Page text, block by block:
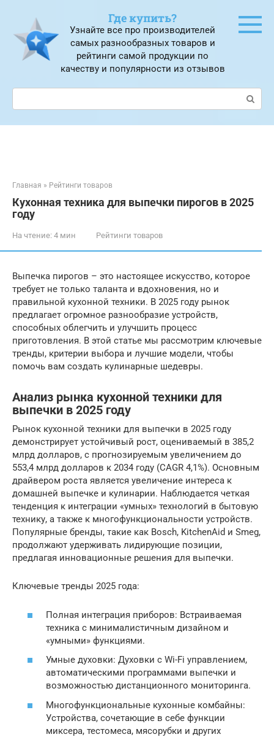
контенту
Где купить?
Узнайте все про производителей
самых разнообразных товаров и
рейтинги самой продукции по
качеству и популярности из отзывов
Поиск:
Главная » Рейтинги товаров
Кухонная техника для выпечки пирогов в 2025
году
На чтение: 4 мин Рейтинги товаров
Выпечка пирогов – это настоящее искусство, которое
требует не только таланта и вдохновения, но и
правильной кухонной техники. В 2025 году рынок
предлагает огромное разнообразие устройств,
способных облегчить и улучшить процесс
приготовления. В этой статье мы рассмотрим ключевые
тренды, критерии выбора и лучшие модели, чтобы
помочь вам создать кулинарные шедевры.
Анализ рынка кухонной техники для
выпечки в 2025 году
Рынок кухонной техники для выпечки в 2025 году
демонстрирует устойчивый рост, оцениваемый в 385,2
млрд долларов, с прогнозируемым увеличением до
553,4 млрд долларов к 2034 году (CAGR 4,1%). Основным
драйвером роста является увеличение интереса к
домашней выпечке и кулинарии. Наблюдается четкая
тенденция к интеграции «умных» технологий в бытовую
технику, а также к многофункциональности устройств.
Популярные бренды, такие как Bosch, KitchenAid и Smeg,
продолжают удерживать лидирующие позиции,
предлагая инновационные решения для выпечки.
Ключевые тренды 2025 года:
Полная интеграция приборов: Встраиваемая
техника с минималистичным дизайном и
«умными» функциями.
Умные духовки: Духовки с Wi-Fi управлением,
автоматическими программами выпечки и
возможностью дистанционного мониторинга.
Многофункциональные кухонные комбайны:
Устройства, сочетающие в себе функции
миксера, тестомеса, мясорубки и других